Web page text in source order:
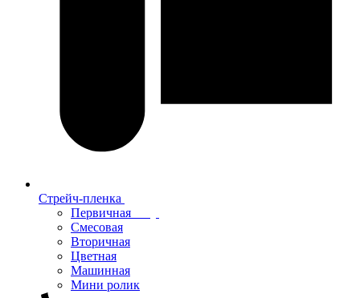
Стрейч-пленка
Первичная
Смесовая
Вторичная
Цветная
Машинная
Мини ролик